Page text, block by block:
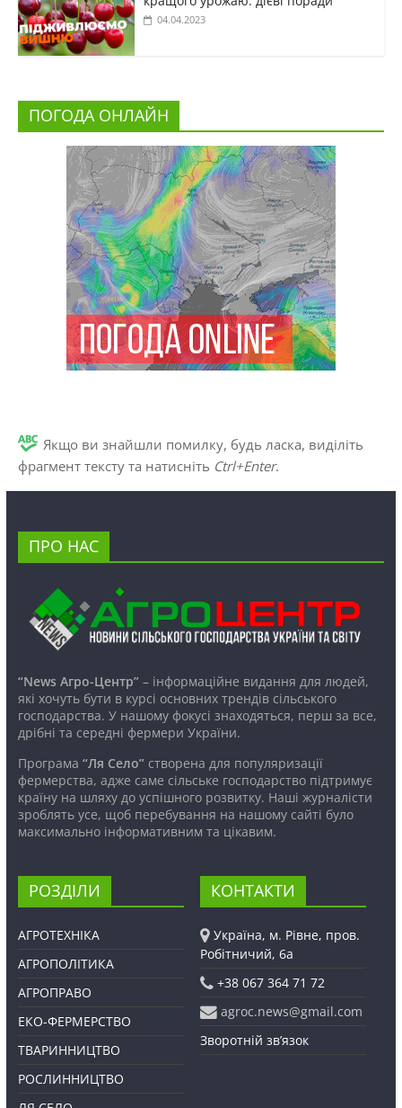
04.04.2023
ПОГОДА ОНЛАЙН
Якщо ви знайшли помилку, будь ласка, виділіть
фрагмент тексту та натисніть Ctrl+Enter.
ПРО НАС
“News Агро-Центр”– інформаційне видання для людей,
які хочуть бути в курсі основних трендів сільського
господарства. У нашому фокусі знаходяться, перш за все,
дрібні та середні фермери України.
Програма “Ля Село”створена для популяризації
фермерства, адже саме сільське господарство підтримує
країну на шляху до успішного розвитку. Наші журналісти
зроблять усе, щоб перебування на нашому сайті було
максимально інформативним та цікавим.
РОЗДІЛИ
АГРОТЕХНІКА
АГРОПОЛІТИКА
АГРОПРАВО
ЕКО-ФЕРМЕРСТВО
ТВАРИННИЦТВО
РОСЛИННИЦТВО
КОНТАКТИ
Україна, м. Рівне, пров.
Робітничий, 6а
+38 067 364 71 72
agroc.news@gmail.com
Зворотній зв’язок